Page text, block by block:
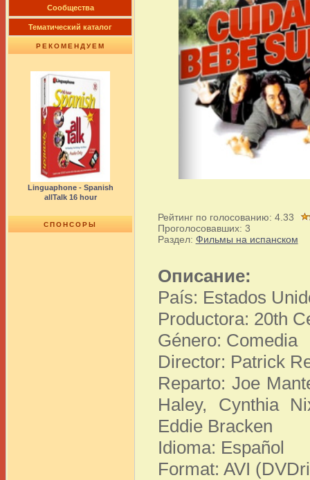
Сообщества
Тематический каталог
РЕКОМЕНДУЕМ
Linguaphone - Spanish
allTalk 16 hour
СПОНСОРЫ
Рейтинг по голосованию: 4.33
Проголосовавших: 3
Раздел: Фильмы на испанском
Описание:
País: Estados
Productora: 20th
Género: Comedia
Director: Patrick
Reparto: Joe
Haley, Cynthia
Eddie Bracken
Idioma: Español
Format: AVI